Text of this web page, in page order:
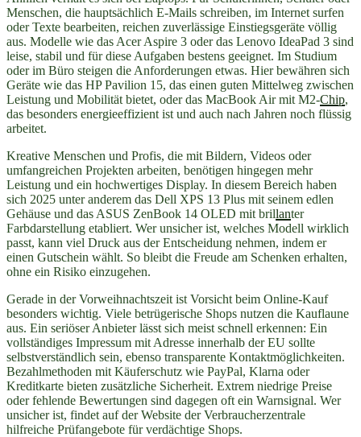
Menschen, die hauptsächlich E-Mails schreiben, im Internet surfen
oder Texte bearbeiten, reichen zuverlässige Einstiegsgeräte völlig
aus. Modelle wie das Acer Aspire 3 oder das Lenovo IdeaPad 3 sind
leise, stabil und für diese Aufgaben bestens geeignet. Im Studium
oder im Büro steigen die Anforderungen etwas. Hier bewähren sich
Geräte wie das HP Pavilion 15, das einen guten Mittelweg zwischen
Leistung und Mobilität bietet, oder das MacBook Air mit M2-Chip,
das besonders energieeffizient ist und auch nach Jahren noch flüssig
arbeitet.
Kreative Menschen und Profis, die mit Bildern, Videos oder
umfangreichen Projekten arbeiten, benötigen hingegen mehr
Leistung und ein hochwertiges Display. In diesem Bereich haben
sich 2025 unter anderem das Dell XPS 13 Plus mit seinem edlen
Gehäuse und das ASUS ZenBook 14 OLED mit brillanter
Farbdarstellung etabliert. Wer unsicher ist, welches Modell wirklich
passt, kann viel Druck aus der Entscheidung nehmen, indem er
einen Gutschein wählt. So bleibt die Freude am Schenken erhalten,
ohne ein Risiko einzugehen.
Gerade in der Vorweihnachtszeit ist Vorsicht beim Online-Kauf
besonders wichtig. Viele betrügerische Shops nutzen die Kauflaune
aus. Ein seriöser Anbieter lässt sich meist schnell erkennen: Ein
vollständiges Impressum mit Adresse innerhalb der EU sollte
selbstverständlich sein, ebenso transparente Kontaktmöglichkeiten.
Bezahlmethoden mit Käuferschutz wie PayPal, Klarna oder
Kreditkarte bieten zusätzliche Sicherheit. Extrem niedrige Preise
oder fehlende Bewertungen sind dagegen oft ein Warnsignal. Wer
unsicher ist, findet auf der Website der Verbraucherzentrale
hilfreiche Prüfangebote für verdächtige Shops.